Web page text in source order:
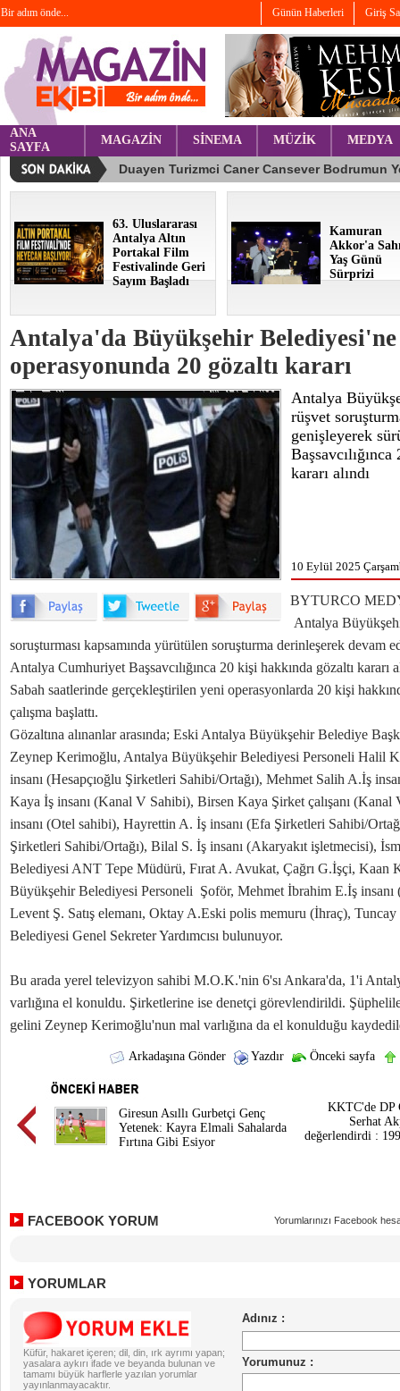
Bir adım önde... Günün Haberleri Giriş
ANA
SAYFA
MAGAZİN SİNEMA MÜZİK MEDYA
63. Uluslararası
Antalya Altın
Portakal Film
Festivalinde Geri
Sayım Başladı
Kamuran
Akkor'a
Yaş Günü
Sürprizi
Antalya'da Büyükşehir
operasyonunda 20 gözaltı kararı
Antalya
rüşvet
genişleyerek
kararı alındı
10 Eylül 2025
BYTURCO
Antalya
soruşturması kapsamında yürütülen soruşturma derinleşerek devam
Antalya Cumhuriyet Başsavcılığınca 20 kişi hakkında gözaltı kararı
Sabah saatlerinde gerçekleştirilen yeni operasyonlarda 20 kişi
çalışma başlattı.
Gözaltına alınanlar arasında; Eski Antalya Büyükşehir Belediye
Zeynep Kerimoğlu, Antalya Büyükşehir Belediyesi Personeli Halil
insanı (Hesapçıoğlu Şirketleri Sahibi/Ortağı), Mehmet Salih A.İş
Kaya İş insanı (Kanal V Sahibi), Birsen Kaya Şirket çalışanı
insanı (Otel sahibi), Hayrettin A. İş insanı (Efa Şirketleri Sahibi/
Şirketleri Sahibi/Ortağı), Bilal S. İş insanı (Akaryakıt işletmecisi),
Belediyesi ANT Tepe Müdürü, Fırat A. Avukat, Çağrı G.İşçi,
Büyükşehir Belediyesi Personeli Şoför, Mehmet İbrahim E.İş insanı
Levent Ş. Satış elemanı, Oktay A.Eski polis memuru (İhraç),
Belediyesi Genel Sekreter Yardımcısı bulunuyor.
Bu arada yerel televizyon sahibi M.O.K.'nin 6'sı Ankara'da, 1'i
varlığına el konuldu. Şirketlerine ise denetçi görevlendirildi.
gelini Zeynep Kerimoğlu'nun mal varlığına da el konulduğu
Arkadaşına Gönder Yazdır Önceki sayfa
Giresun Asıllı Gurbetçi Genç
Yetenek: Kayra Elmali Sahalarda
Fırtına Gibi Esiyor
KKTC'de DP
Serhat
değerlendirdi :
FACEBOOK YORUM Yorumlarınızı Facebook
YORUMLAR
Küfür, hakaret içeren; dil, din, ırk ayrımı yapan;
yasalara aykırı ifade ve beyanda bulunan ve
tamamı büyük harflerle yazılan yorumlar
yayınlanmayacaktır.